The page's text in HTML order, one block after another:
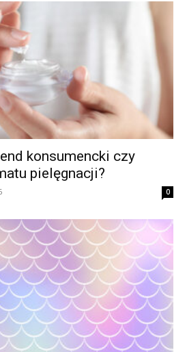
konsumencki czy
pielęgnacji?
0